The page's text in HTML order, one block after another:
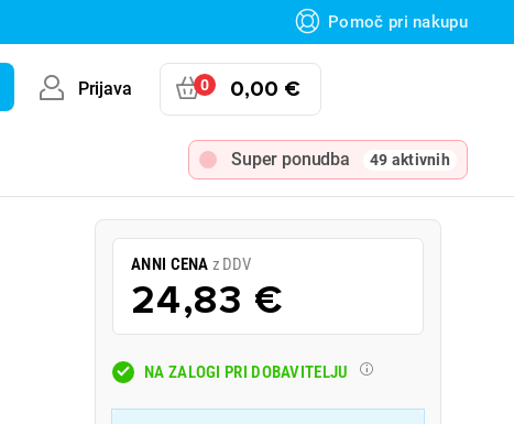
Pomoč pri nakupu
Prijava 0 0,00 €
Super ponudba 49 aktivnih
ANNI CENA z DDV
24,83 €
NA ZALOGI PRI DOBAVITELJU